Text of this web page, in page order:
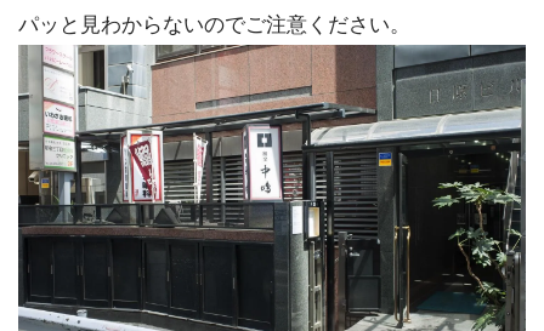
パッと見わからないのでご注意ください。